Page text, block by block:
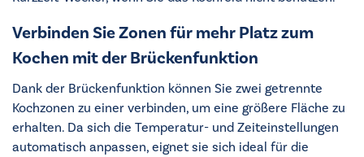
Verbinden Sie Zonen für mehr Platz zum
Kochen mit der Brückenfunktion
Dank der Brückenfunktion können Sie zwei getrennte
Kochzonen zu einer verbinden, um eine größere Fläche zu
erhalten. Da sich die Temperatur- und Zeiteinstellungen
automatisch anpassen, eignet sie sich ideal für die